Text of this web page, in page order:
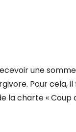
une
Pour cela,
la charte « Coup